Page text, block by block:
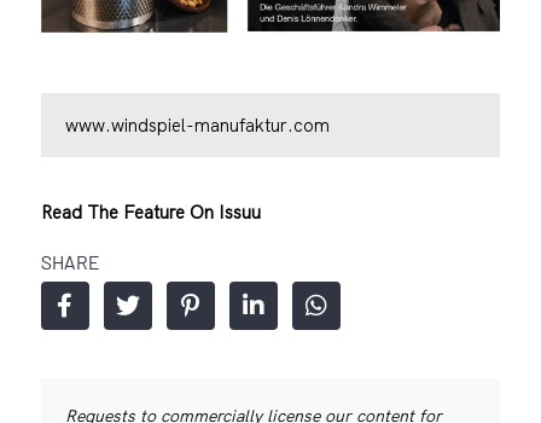
www.windspiel-manufaktur.com
Read The Feature On Issuu
SHARE
Requests to commercially license our content for